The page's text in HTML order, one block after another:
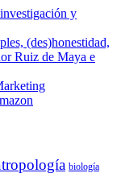
y
(des)honestidad,
Ruiz de Maya e
biología